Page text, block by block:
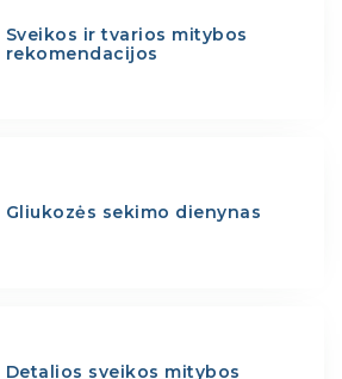
Sveikos ir tvarios mitybos
rekomendacijos
Gliukozės sekimo dienynas
Detalios sveikos mitybos